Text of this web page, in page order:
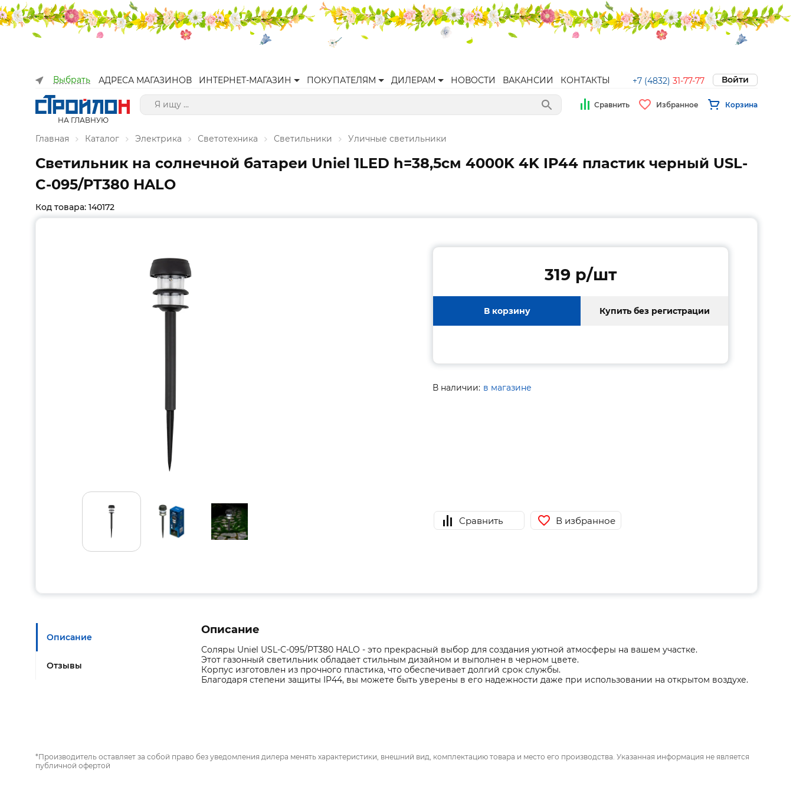
Выбрать АДРЕСА МАГАЗИНОВ ИНТЕРНЕТ-МАГАЗИН ПОКУПАТЕЛЯМ ДИЛЕРАМ НОВОСТИ ВАКАНСИИ КОНТАКТЫ +7 (4832) 31-77-77 Войти
НА ГЛАВНУЮ
Сравнить Избранное Корзина
Главная Каталог Электрика Светотехника Светильники Уличные светильники
Светильник на солнечной батареи Uniel 1LED h=38,5см 4000K 4K IP44 пластик черный USL-
C-095/PT380 HALO
Код товара: 140172
319 p/шт
В корзину Купить без регистрации
В наличии: в магазине
Сравнить В избранное
Описание
Отзывы
Описание
Соляры Uniel USL-C-095/PT380 HALO - это прекрасный выбор для создания уютной атмосферы на вашем участке.
Этот газонный светильник обладает стильным дизайном и выполнен в черном цвете.
Корпус изготовлен из прочного пластика, что обеспечивает долгий срок службы.
Благодаря степени защиты IP44, вы можете быть уверены в его надежности даже при использовании на открытом воздухе.
*Производитель оставляет за собой право без уведомления дилера менять характеристики, внешний вид, комплектацию товара и место его производства. Указанная информация не является
публичной офертой